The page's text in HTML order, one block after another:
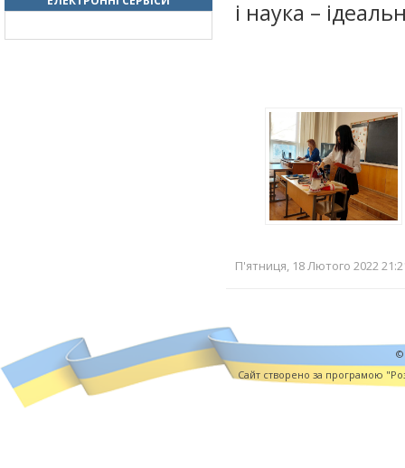
і наука –
П'ятниця, 18 Лютого 2022
©
Cайт створено за програмою